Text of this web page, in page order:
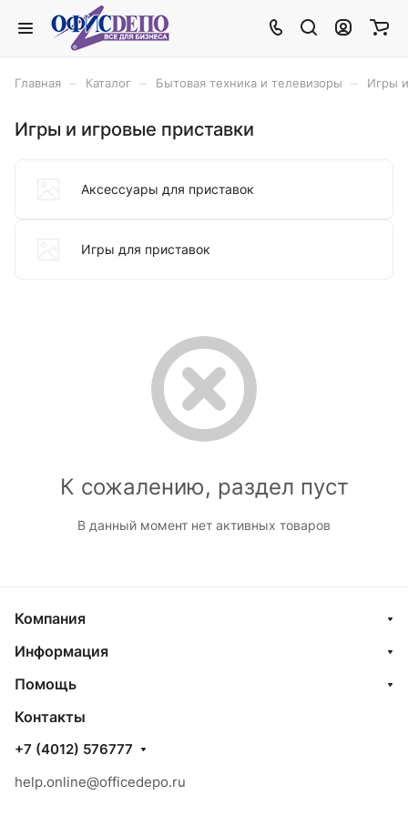
Главная Каталог Бытовая техника и телевизоры Игры
Игры и игровые приставки
Аксессуары для приставок
Игры для приставок
К сожалению, раздел пуст
В данный момент нет активных товаров
Компания
Информация
Помощь
Контакты
+7 (4012) 576777
help.online@officedepo.ru